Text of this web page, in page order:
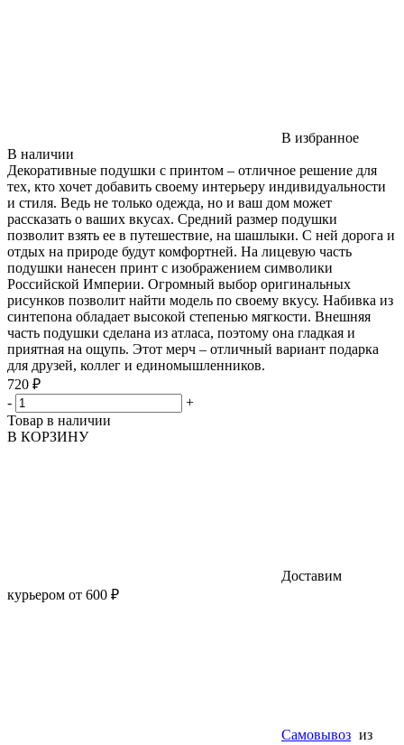
В избранное
В наличии
Декоративные подушки с принтом – отличное решение для
тех, кто хочет добавить своему интерьеру индивидуальности
и стиля. Ведь не только одежда, но и ваш дом может
рассказать о ваших вкусах. Средний размер подушки
позволит взять ее в путешествие, на шашлыки. С ней дорога и
отдых на природе будут комфортней. На лицевую часть
подушки нанесен принт с изображением символики
Российской Империи. Огромный выбор оригинальных
рисунков позволит найти модель по своему вкусу. Набивка из
синтепона обладает высокой степенью мягкости. Внешняя
часть подушки сделана из атласа, поэтому она гладкая и
приятная на ощупь. Этот мерч – отличный вариант подарка
для друзей, коллег и единомышленников.
720 ₽
-
+
Товар в наличии
В КОРЗИНУ
Доставим
курьером от 600 ₽
Самовывоз из